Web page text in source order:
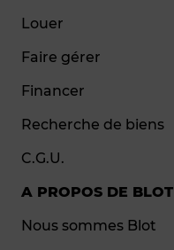
Louer
Faire gérer
Financer
Recherche de biens
C.G.U.
A PROPOS DE BLOT
Nous sommes Blot